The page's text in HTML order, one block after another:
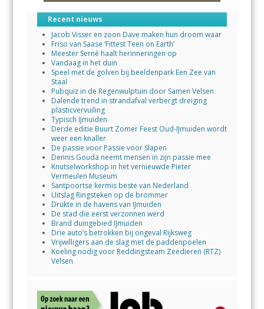
Recent nieuws
Jacob Visser en zoon Dave maken hun droom waar
Friso van Saase ‘Fittest Teen on Earth’
Meester Serné haalt herinneringen op
Vandaag in het duin
Speel met de golven bij beeldenpark Een Zee van
Staal
Pubquiz in de Regenwulptuin door Samen Velsen
Dalende trend in strandafval verbergt dreiging
plasticvervuiling
Typisch IJmuiden
Derde editie Buurt Zomer Feest Oud-IJmuiden wordt
weer een knaller
De passie voor Passie voor Slapen
Dennis Gouda neemt mensen in zijn passie mee
Knutselworkshop in het vernieuwde Pieter
Vermeulen Museum
Santpoortse kermis beste van Nederland
Uitslag Ringsteken op de brommer
Drukte in de havens van IJmuiden
De stad die eerst verzonnen werd
Brand duingebied IJmuiden
Drie auto’s betrokken bij ongeval Rijksweg
Vrijwilligers aan de slag met de paddenpoelen
Koeling nodig voor Reddingsteam Zeedieren (RTZ)
Velsen